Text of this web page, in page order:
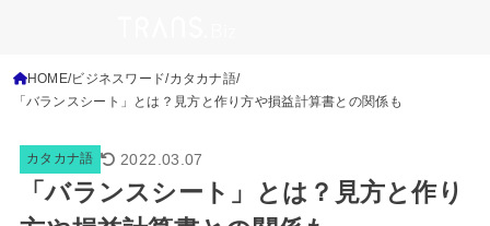
HOME ビジネスワード カタカナ語
「バランスシート」とは？見方と作り方や損益計算書との関係も
カタカナ語 2022.03.07
「バランスシート」とは？見方と作り